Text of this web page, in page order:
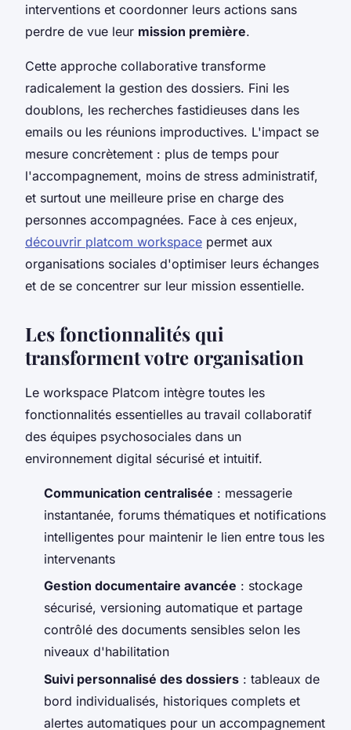
interventions et coordonner leurs actions sans
perdre de vue leur mission première.
Cette approche collaborative transforme
radicalement la gestion des dossiers. Fini les
doublons, les recherches fastidieuses dans les
emails ou les réunions improductives. L'impact se
mesure concrètement : plus de temps pour
l'accompagnement, moins de stress administratif,
et surtout une meilleure prise en charge des
personnes accompagnées. Face à ces enjeux,
découvrir platcom workspace permet aux
organisations sociales d'optimiser leurs échanges
et de se concentrer sur leur mission essentielle.
Les fonctionnalités qui
transforment votre organisation
Le workspace Platcom intègre toutes les
fonctionnalités essentielles au travail collaboratif
des équipes psychosociales dans un
environnement digital sécurisé et intuitif.
Communication centralisée : messagerie
instantanée, forums thématiques et notifications
intelligentes pour maintenir le lien entre tous les
intervenants
Gestion documentaire avancée : stockage
sécurisé, versioning automatique et partage
contrôlé des documents sensibles selon les
niveaux d'habilitation
Suivi personnalisé des dossiers : tableaux de
bord individualisés, historiques complets et
alertes automatiques pour un accompagnement